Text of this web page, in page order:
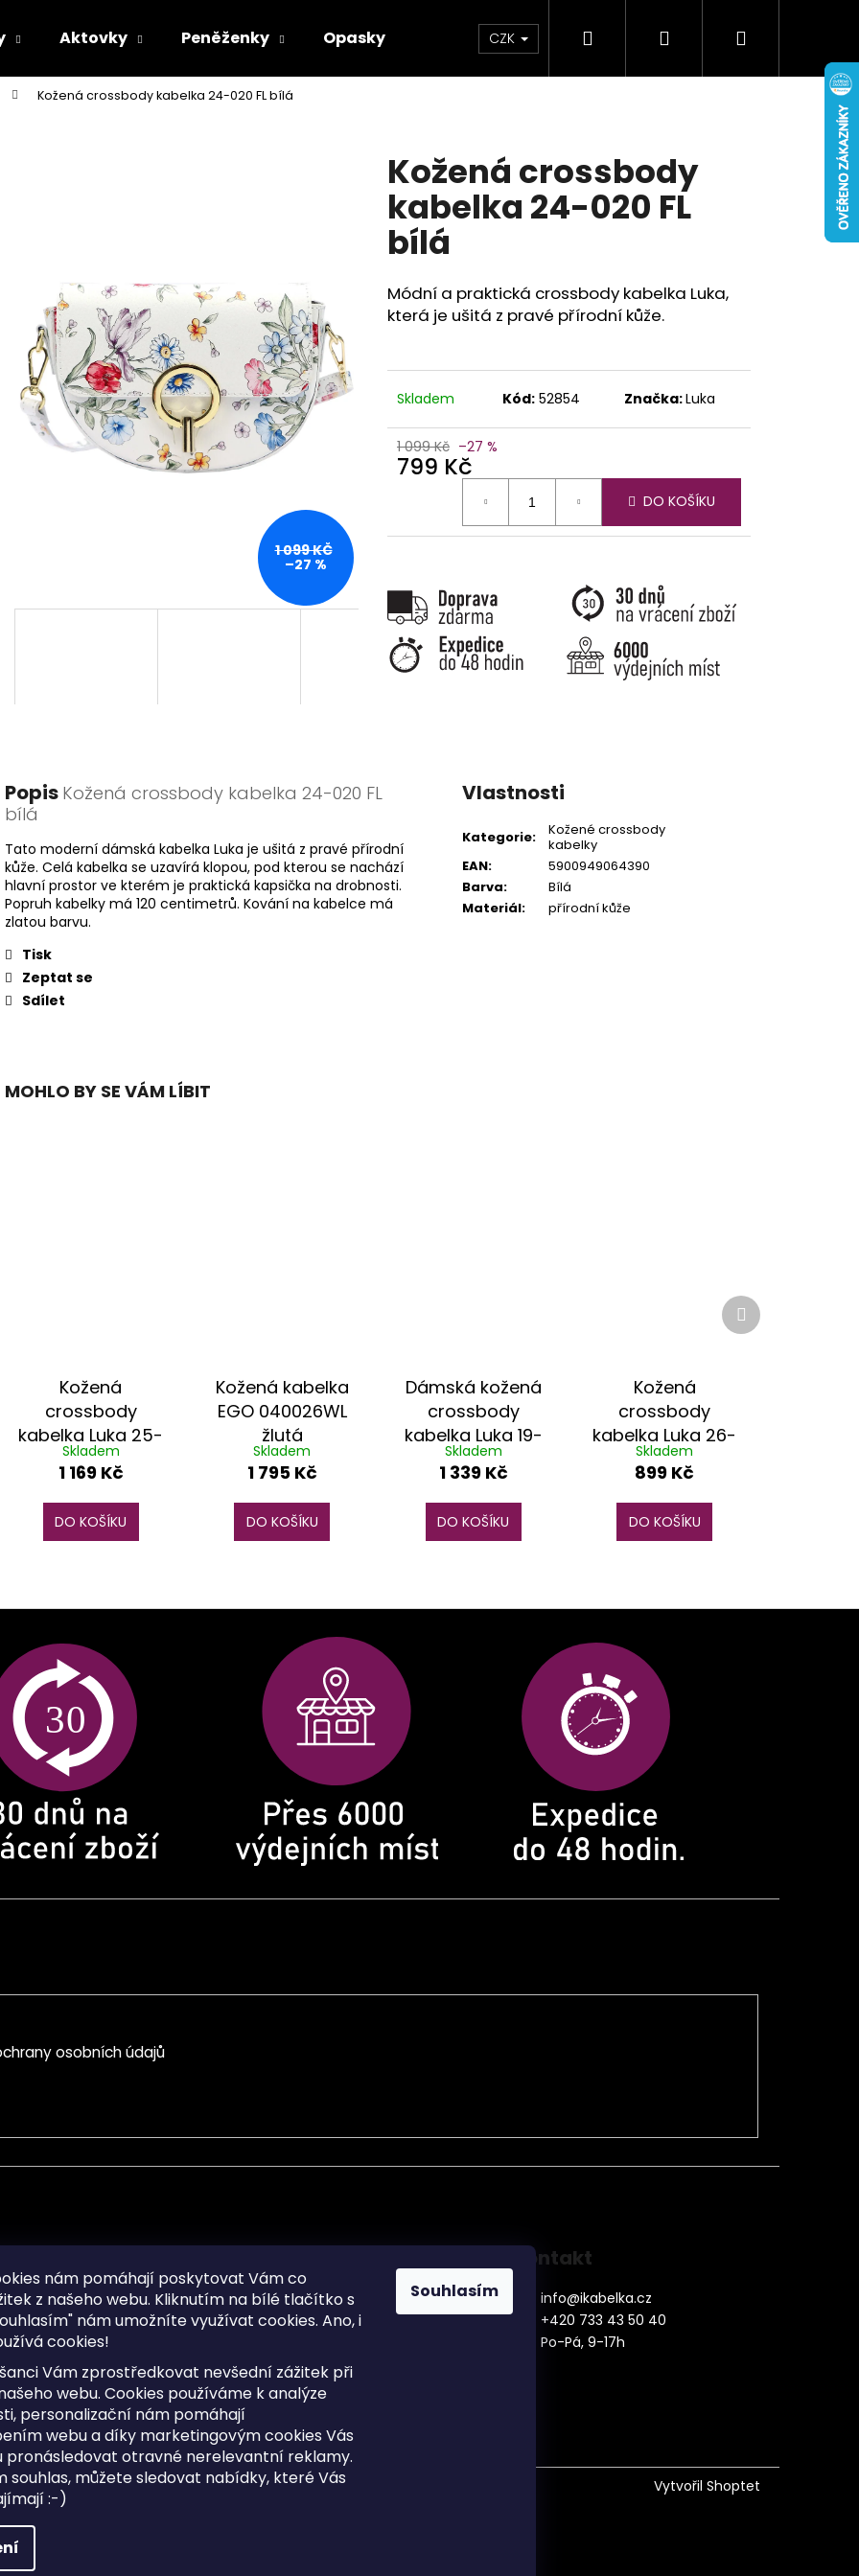
nám pomáhají poskytovat Vám co
z našeho webu. Kliknutím na bílé tlačítko s
nám umožníte využívat cookies. Ano, i
cookies!
Vám zprostředkovat nevšední zážitek při
webu. Cookies používáme k analýze
personalizační nám pomáhají
webu a díky marketingovým cookies Vás
pronásledovat otravné nerelevantní reklamy.
souhlas, můžete sledovat nabídky, které Vás
:-)
Souhlasím
Aktovky Peněženky Opasky Doplňky Novinky
CZK Hledat PřihlášeníNákupní
Kožená crossbody kabelka 24-020 FL bílá
Kožená crossbody
kabelka 24-020 FL
bílá
Módní a praktická crossbody kabelka Luka,
která je ušitá z pravé přírodní kůže.
Skladem Kód: 52854 Značka:Luka
1 099 Kč –27 %
799 Kč
DO KOŠÍKU
1 099 KČ
–27 %
Popis Kožená crossbody kabelka 24-020 FL
bílá
Tato moderní dámská kabelka Luka je ušitá z pravé přírodní
kůže. Celá kabelka se uzavírá klopou, pod kterou se nachází
hlavní prostor ve kterém je praktická kapsička na drobnosti.
Popruh kabelky má 120 centimetrů. Kování na kabelce má
zlatou barvu.
Tisk
Zeptat se
Sdílet
Vlastnosti
Kategorie:
Kožené crossbody
kabelky
EAN:
5900949064390
Barva:
Bílá
Materiál: přírodní kůže
MOHLO BY SE VÁM LÍBIT
Kožená
crossbody
kabelka Luka 25-
049 D DL černá
Skladem
1 169 Kč
DO KOŠÍKU
Kožená kabelka
EGO 040026WL
žlutá
Skladem
1 795 Kč
DO KOŠÍKU
Dámská kožená
crossbody
kabelka Luka 19-
68 Bz mátová
Skladem
1 339 Kč
DO KOŠÍKU
Kožená
crossbody
kabelka Luka 26-
128 růžová
Skladem
899 Kč
DO KOŠÍKU
Další
produkt
Co potřebujete najít?
osobních údajů
osobních údajů
dotazy
cookies
Sitemap
Doprava a Platba
Postup vrácení zboží ve 30 denní
lhůtě
Obchodní podmínky
Kontakt
info@ikabelka.cz
+420 733 43 50 40
Po-Pá, 9-17h
Vytvořil Shoptet
Upravit nastavení cookies